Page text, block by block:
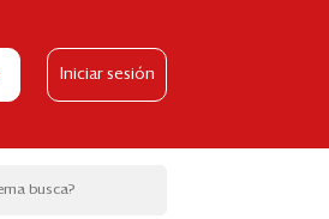
Iniciar sesión